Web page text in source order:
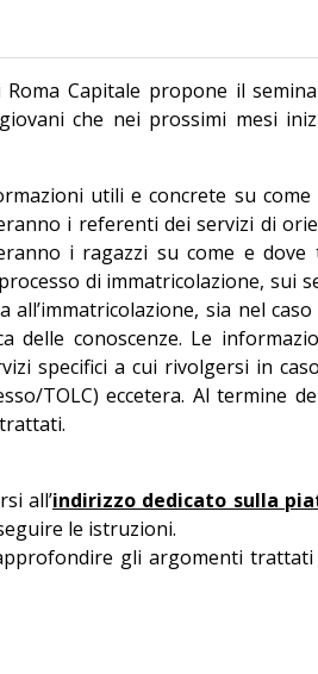
Capitale propone il
che nei prossimi mesi
utili e concrete su
i referenti dei servizi di
i ragazzi su come e dove
di immatricolazione, sui
sia nel
delle conoscenze. Le
specifici a cui rivolgersi in
TOLC) eccetera. Al termine
all’indirizzo dedicato sulla
le istruzioni.
gli argomenti trattati